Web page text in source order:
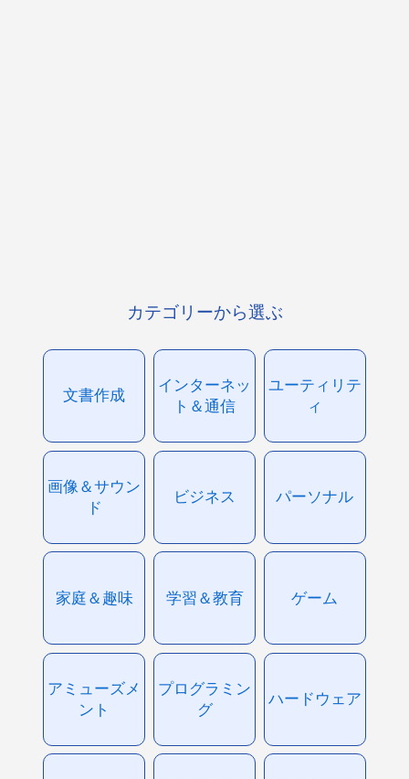
カテゴリーから選ぶ
文書作成
インターネッ
ト＆通信
ユーティリテ
ィ
画像＆サウン
ド
ビジネス パーソナル
家庭＆趣味 学習＆教育 ゲーム
アミューズメ
ント
プログラミン
グ
ハードウェア